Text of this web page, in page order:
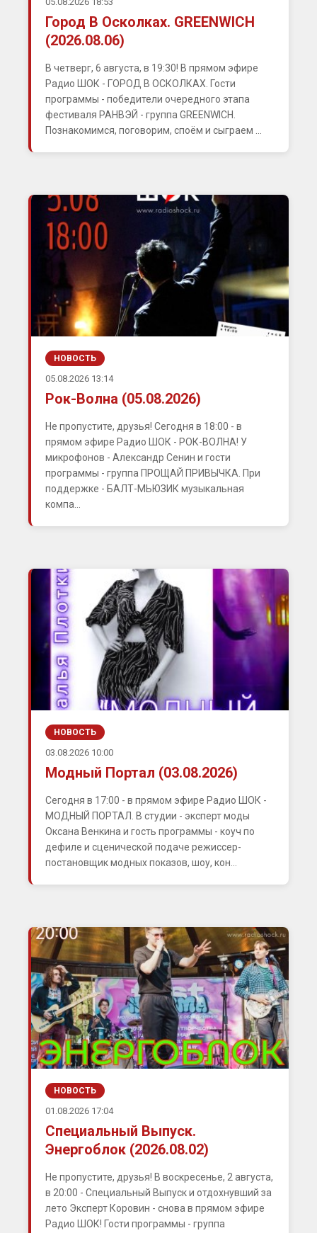
Город В Осколках. GREENWICH
(2026.08.06)
В четверг, 6 августа, в 19:30! В прямом эфире
Радио ШОК - ГОРОД В ОСКОЛКАХ. Гости
программы - победители очередного этапа
фестиваля РАНВЭЙ - группа GREENWICH.
Познакомимся, поговорим, споём и сыграем ...
НОВОСТЬ
05.08.2026 13:14
Рок-Волна (05.08.2026)
Не пропустите, друзья! Сегодня в 18:00 - в
прямом эфире Радио ШОК - РОК-ВОЛНА! У
микрофонов - Александр Сенин и гости
программы - группа ПРОЩАЙ ПРИВЫЧКА. При
поддержке - БАЛТ-МЬЮЗИК музыкальная
компа...
НОВОСТЬ
03.08.2026 10:00
Модный Портал (03.08.2026)
Сегодня в 17:00 - в прямом эфире Радио ШОК -
МОДНЫЙ ПОРТАЛ. В студии - эксперт моды
Оксана Венкина и гость программы - коуч по
дефиле и сценической подаче режиссер-
постановщик модных показов, шоу, кон...
НОВОСТЬ
01.08.2026 17:04
Специальный Выпуск.
Энергоблок (2026.08.02)
Не пропустите, друзья! В воскресенье, 2 августа,
в 20:00 - Специальный Выпуск и отдохнувший за
лето Эксперт Коровин - снова в прямом эфире
Радио ШОК! Гости программы - группа